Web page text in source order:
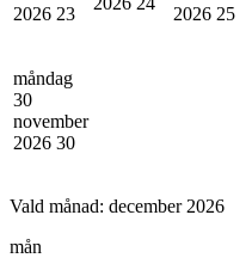
2026 23
2026 25
måndag
30
november
2026 30
Vald månad: december 2026
mån